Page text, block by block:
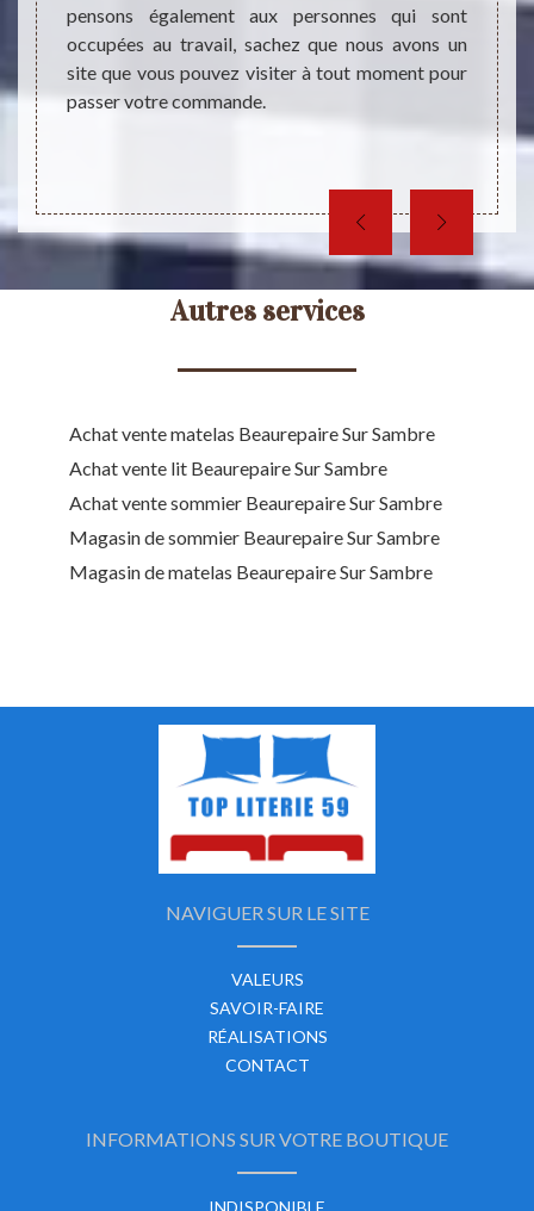
de
pensons également aux personnes qui sont
occupées au travail, sachez que nous avons un
site que vous pouvez visiter à tout moment pour
passer votre commande.
Si
Autres services
Achat vente matelas Beaurepaire Sur Sambre
Achat vente lit Beaurepaire Sur Sambre
Achat vente sommier Beaurepaire Sur Sambre
Magasin de sommier Beaurepaire Sur Sambre
Magasin de matelas Beaurepaire Sur Sambre
NAVIGUER SUR LE SITE
VALEURS
SAVOIR-FAIRE
RÉALISATIONS
CONTACT
INFORMATIONS SUR VOTRE BOUTIQUE
INDISPONIBLE